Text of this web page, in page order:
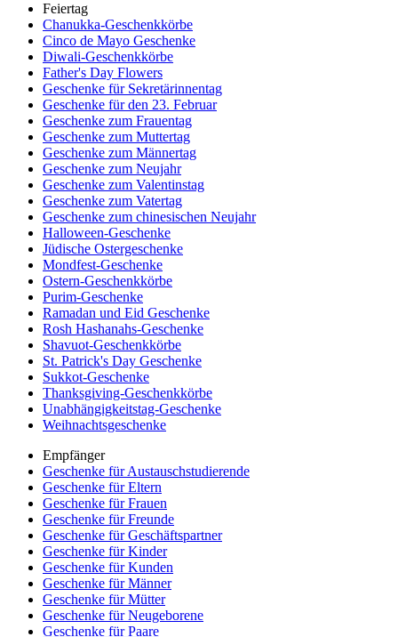
Feiertag
Chanukka-Geschenkkörbe
Cinco de Mayo Geschenke
Diwali-Geschenkkörbe
Father's Day Flowers
Geschenke für Sekretärinnentag
Geschenke für den 23. Februar
Geschenke zum Frauentag
Geschenke zum Muttertag
Geschenke zum Männertag
Geschenke zum Neujahr
Geschenke zum Valentinstag
Geschenke zum Vatertag
Geschenke zum chinesischen Neujahr
Halloween-Geschenke
Jüdische Ostergeschenke
Mondfest-Geschenke
Ostern-Geschenkkörbe
Purim-Geschenke
Ramadan und Eid Geschenke
Rosh Hashanahs-Geschenke
Shavuot-Geschenkkörbe
St. Patrick's Day Geschenke
Sukkot-Geschenke
Thanksgiving-Geschenkkörbe
Unabhängigkeitstag-Geschenke
Weihnachtsgeschenke
Empfänger
Geschenke für Austauschstudierende
Geschenke für Eltern
Geschenke für Frauen
Geschenke für Freunde
Geschenke für Geschäftspartner
Geschenke für Kinder
Geschenke für Kunden
Geschenke für Männer
Geschenke für Mütter
Geschenke für Neugeborene
Geschenke für Paare